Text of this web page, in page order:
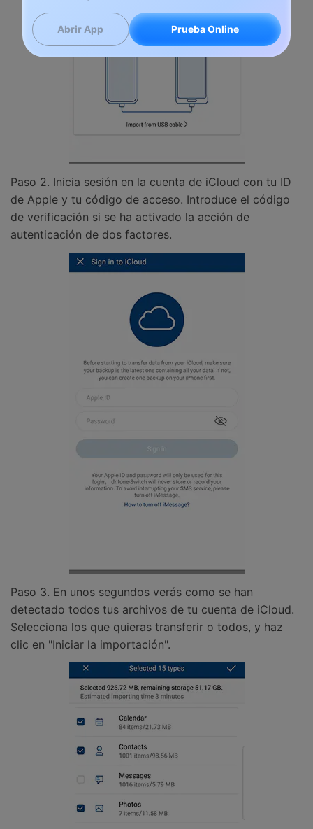
Paso 2. Inicia sesión en la cuenta de iCloud con tu ID
de Apple y tu código de acceso. Introduce el código
de verificación si se ha activado la acción de
autenticación de dos factores.
Paso 3. En unos segundos verás como se han
detectado todos tus archivos de tu cuenta de iCloud.
Selecciona los que quieras transferir o todos, y haz
clic en "Iniciar la importación".
Abrir App Prueba Online